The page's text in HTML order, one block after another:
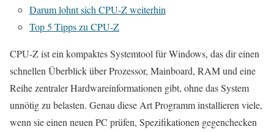
Darum lohnt sich CPU-Z weiterhin
Top 5 Tipps zu CPU-Z
CPU-Z ist ein kompaktes Systemtool für Windows, das dir einen
schnellen Überblick über Prozessor, Mainboard, RAM und eine
Reihe zentraler Hardwareinformationen gibt, ohne das System
unnötig zu belasten. Genau diese Art Programm installieren viele,
wenn sie einen neuen PC prüfen, Spezifikationen gegenchecken